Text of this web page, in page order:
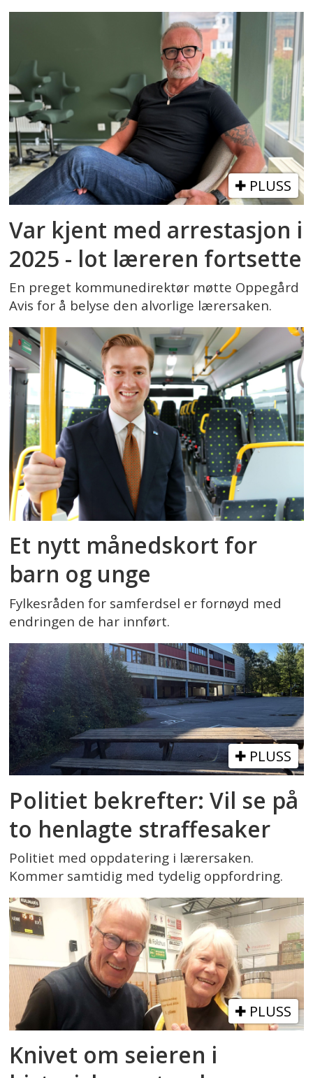
PLUSS
Var kjent med arrestasjon i
2025 - lot læreren fortsette
En preget kommunedirektør møtte Oppegård
Avis for å belyse den alvorlige lærersaken.
Et nytt månedskort for
barn og unge
Fylkesråden for samferdsel er fornøyd med
endringen de har innført.
PLUSS
Politiet bekrefter: Vil se på
to henlagte straffesaker
Politiet med oppdatering i lærersaken.
Kommer samtidig med tydelig oppfordring.
PLUSS
Knivet om seieren i